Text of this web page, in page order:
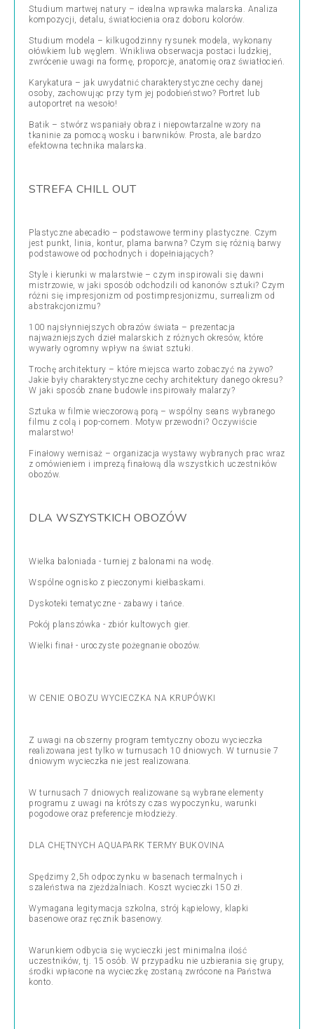
Studium martwej natury – idealna wprawka malarska. Analiza
kompozycji, detalu, światłocienia oraz doboru kolorów.
Studium modela – kilkugodzinny rysunek modela, wykonany
ołówkiem lub węglem. Wnikliwa obserwacja postaci ludzkiej,
zwrócenie uwagi na formę, proporcje, anatomię oraz światłocień.
Karykatura – jak uwydatnić charakterystyczne cechy danej
osoby, zachowując przy tym jej podobieństwo? Portret lub
autoportret na wesoło!
Batik – stwórz wspaniały obraz i niepowtarzalne wzory na
tkaninie za pomocą wosku i barwników. Prosta, ale bardzo
efektowna technika malarska.
STREFA CHILL OUT
Plastyczne abecadło – podstawowe terminy plastyczne. Czym
jest punkt, linia, kontur, plama barwna? Czym się różnią barwy
podstawowe od pochodnych i dopełniających?
Style i kierunki w malarstwie – czym inspirowali się dawni
mistrzowie, w jaki sposób odchodzili od kanonów sztuki? Czym
różni się impresjonizm od postimpresjonizmu, surrealizm od
abstrakcjonizmu?
100 najsłynniejszych obrazów świata – prezentacja
najważniejszych dzieł malarskich z różnych okresów, które
wywarły ogromny wpływ na świat sztuki.
Trochę architektury – które miejsca warto zobaczyć na żywo?
Jakie były charakterystyczne cechy architektury danego okresu?
W jaki sposób znane budowle inspirowały malarzy?
Sztuka w filmie wieczorową porą – wspólny seans wybranego
filmu z colą i pop-cornem. Motyw przewodni? Oczywiście
malarstwo!
Finałowy wernisaż – organizacja wystawy wybranych prac wraz
z omówieniem i imprezą finałową dla wszystkich uczestników
obozów.
DLA WSZYSTKICH OBOZÓW
Wielka baloniada - turniej z balonami na wodę.
Wspólne ognisko z pieczonymi kiełbaskami.
Dyskoteki tematyczne - zabawy i tańce.
Pokój planszówka - zbiór kultowych gier.
Wielki finał - uroczyste pożegnanie obozów.
W CENIE OBOZU WYCIECZKA NA KRUPÓWKI
Z uwagi na obszerny program temtyczny obozu wycieczka
realizowana jest tylko w turnusach 10 dniowych. W turnusie 7
dniowym wycieczka nie jest realizowana.
W turnusach 7 dniowych realizowane są wybrane elementy
programu z uwagi na krótszy czas wypoczynku, warunki
pogodowe oraz preferencje młodzieży.
DLA CHĘTNYCH AQUAPARK TERMY BUKOVINA
Spędzimy 2,5h odpoczynku w basenach termalnych i
szaleństwa na zjeżdżalniach. Koszt wycieczki 150 zł.
Wymagana legitymacja szkolna, strój kąpielowy, klapki
basenowe oraz ręcznik basenowy.
Warunkiem odbycia się wycieczki jest minimalna ilość
uczestników, tj. 15 osób. W przypadku nie uzbierania się grupy,
środki wpłacone na wycieczkę zostaną zwrócone na Państwa
konto.